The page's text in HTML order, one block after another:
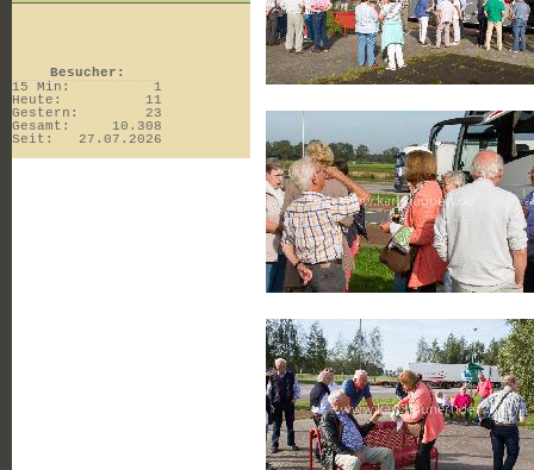
Besucher:
15 Min:
1
Heute:
11
Gestern:
23
Gesamt:
10.308
Seit:
27.07.2026